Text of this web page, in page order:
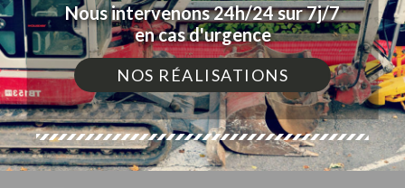
Nous intervenons 24h/24 sur 7j/7
en cas d'urgence
NOS RÉALISATIONS